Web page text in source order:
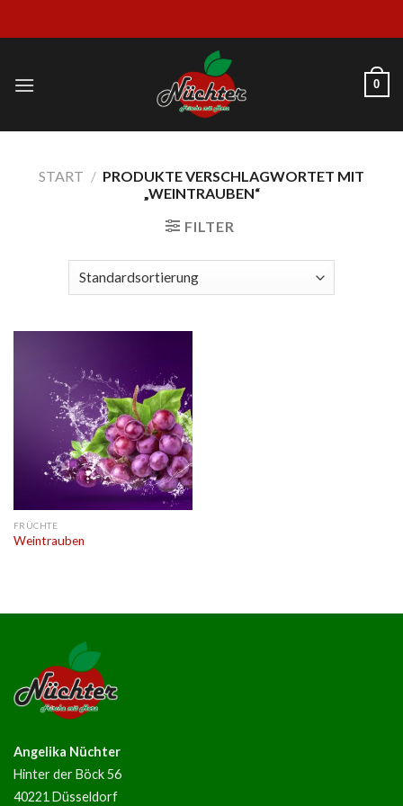
0
START / PRODUKTE VERSCHLAGWORTET MIT
„WEINTRAUBEN“
FILTER
FRÜCHTE
Weintrauben
Angelika Nüchter
Hinter der Böck 56
40221 Düsseldorf